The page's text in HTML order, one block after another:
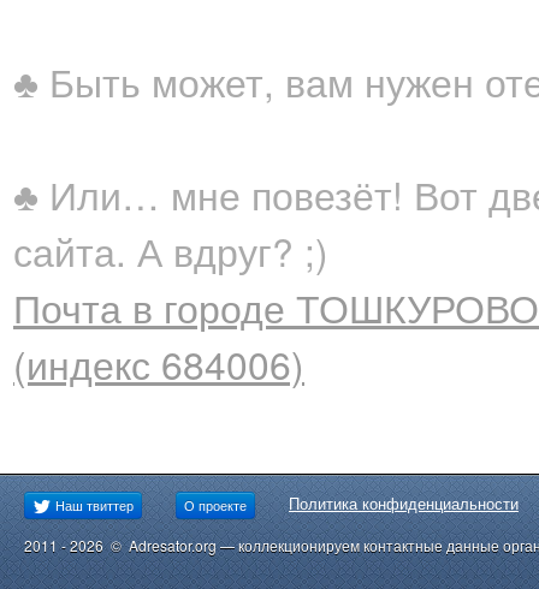
♣ Быть может, вам нужен
♣ Или… мне повезёт! Вот
сайта. А вдруг? ;)
Почта в городе
(индекс 684006)
Наш твиттер О проекте Политика конфиденциальности
2011 - 2026 © Adresator.org — коллекционируем контактные данные